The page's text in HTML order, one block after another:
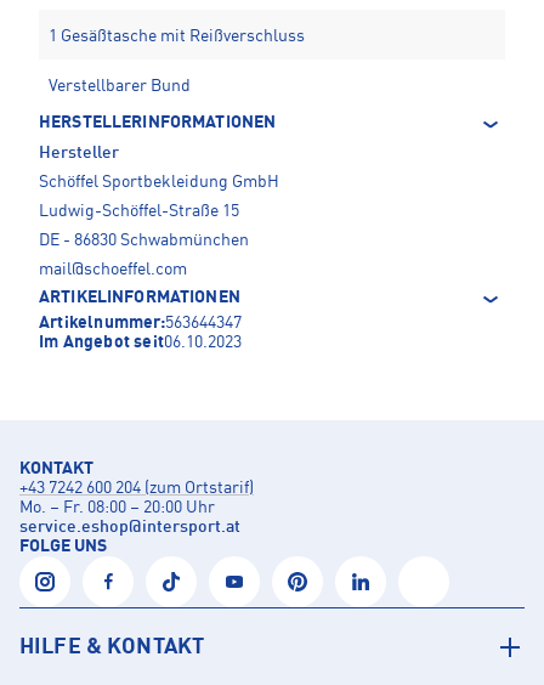
1 Gesäßtasche mit Reißverschluss
Verstellbarer Bund
HERSTELLERINFORMATIONEN
Hersteller
Schöffel Sportbekleidung GmbH
Ludwig-Schöffel-Straße 15
DE - 86830 Schwabmünchen
mail@schoeffel.com
ARTIKELINFORMATIONEN
Artikelnummer:563644347
Im Angebot seit06.10.2023
KONTAKT
+43 7242 600 204 (zum Ortstarif)
Mo. – Fr. 08:00 – 20:00 Uhr
service.eshop@intersport.at
FOLGE UNS
HILFE & KONTAKT